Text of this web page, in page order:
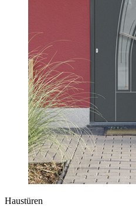
Haustüren